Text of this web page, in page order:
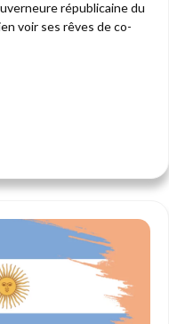
républicaine du
voir ses rêves de co-